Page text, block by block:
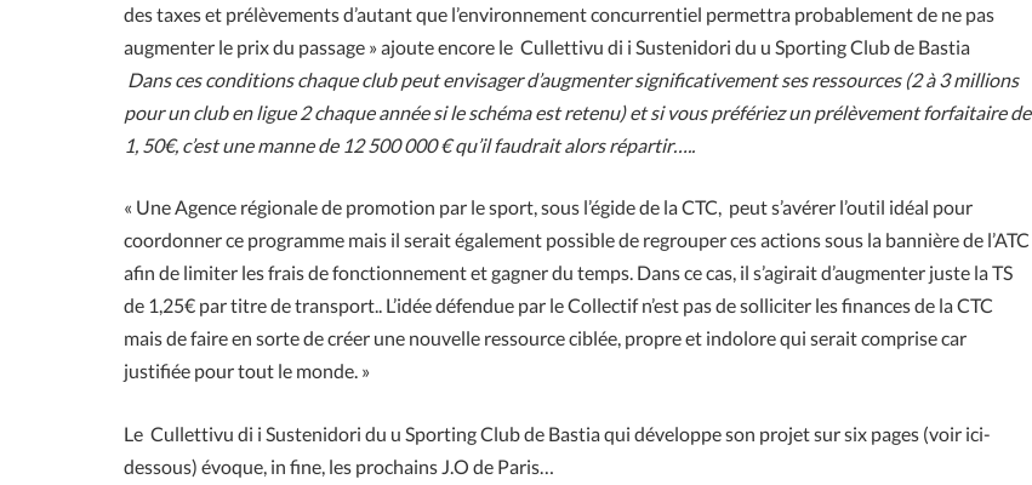
des taxes et prélèvements d’autant que l’environnement concurrentiel permettra probablement de ne pas
augmenter le prix du passage » ajoute encore le Cullettivu di i Sustenidori du u Sporting Club de Bastia
Dans ces conditions chaque club peut envisager d’augmenter significativement ses ressources (2 à 3 millions
pour un club en ligue 2 chaque année si le schéma est retenu) et si vous préfériez un prélèvement forfaitaire de
1, 50€, c’est une manne de 12 500 000 € qu’il faudrait alors répartir…..
« Une Agence régionale de promotion par le sport, sous l’égide de la CTC, peut s’avérer l’outil idéal pour
coordonner ce programme mais il serait également possible de regrouper ces actions sous la bannière de l’ATC
afin de limiter les frais de fonctionnement et gagner du temps. Dans ce cas, il s’agirait d’augmenter juste la TS
de 1,25€ par titre de transport.. L’idée défendue par le Collectif n’est pas de solliciter les finances de la CTC
mais de faire en sorte de créer une nouvelle ressource ciblée, propre et indolore qui serait comprise car
justifiée pour tout le monde. »
Le Cullettivu di i Sustenidori du u Sporting Club de Bastia qui développe son projet sur six pages (voir ici-
dessous) évoque, in fine, les prochains J.O de Paris…